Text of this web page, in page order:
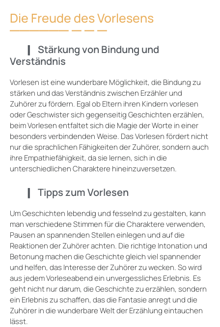
Die Freude des Vorlesens
Stärkung von Bindung und
Verständnis
Vorlesen ist eine wunderbare Möglichkeit, die Bindung zu
stärken und das Verständnis zwischen Erzähler und
Zuhörer zu fördern. Egal ob Eltern ihren Kindern vorlesen
oder Geschwister sich gegenseitig Geschichten erzählen,
beim Vorlesen entfaltet sich die Magie der Worte in einer
besonders verbindenden Weise. Das Vorlesen fördert nicht
nur die sprachlichen Fähigkeiten der Zuhörer, sondern auch
ihre Empathiefähigkeit, da sie lernen, sich in die
unterschiedlichen Charaktere hineinzuversetzen.
Tipps zum Vorlesen
Um Geschichten lebendig und fesselnd zu gestalten, kann
man verschiedene Stimmen für die Charaktere verwenden,
Pausen an spannenden Stellen einlegen und auf die
Reaktionen der Zuhörer achten. Die richtige Intonation und
Betonung machen die Geschichte gleich viel spannender
und helfen, das Interesse der Zuhörer zu wecken. So wird
aus jedem Vorleseabend ein unvergessliches Erlebnis. Es
geht nicht nur darum, die Geschichte zu erzählen, sondern
ein Erlebnis zu schaffen, das die Fantasie anregt und die
Zuhörer in die wunderbare Welt der Erzählung eintauchen
lässt.